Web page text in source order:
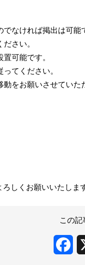
なければ掲出は可能
さい。
可能です。
てください。
をお願いさせていた
しくお願いいたしま
この記